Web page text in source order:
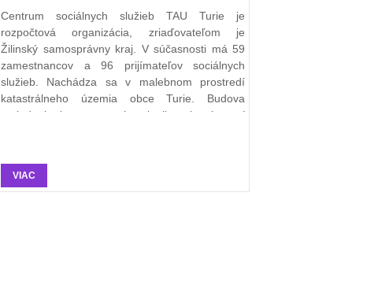
Centrum sociálnych služieb TAU Turie je
rozpočtová organizácia, zriaďovateľom je
Žilinský samosprávny kraj. V súčasnosti má 59
zamestnancov a 96 prijímateľov sociálnych
služieb. Nachádza sa v malebnom prostredí
katastrálneho územia obce Turie. Budova
zariadenia je postavená v kotline, ktorá patrí
VIAC